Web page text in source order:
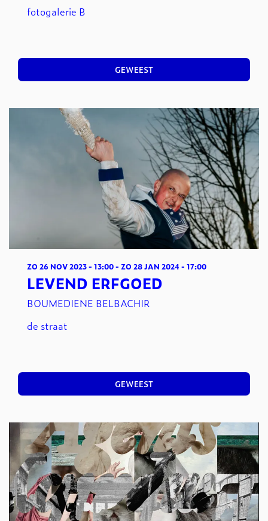
fotogalerie B
GEWEEST
LEVEND ERFGOED
BOUMEDIENE BELBACHIR
ZO 26 NOV 2023- 13:00- ZO 28 JAN 2024 - 17:00
de straat
GEWEEST